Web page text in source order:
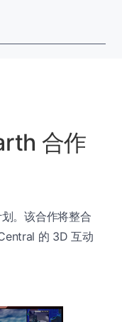
合作
。该合作将整合
的 3D 互动